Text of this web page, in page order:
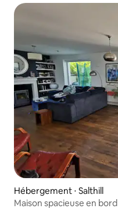
Hébergement ⋅ Salthill
Maison spacieuse en